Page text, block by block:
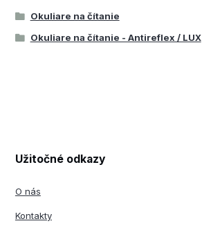
Okuliare na čítanie
Okuliare na čítanie - Antireflex / LUX
Užitočné odkazy
O nás
Kontakty